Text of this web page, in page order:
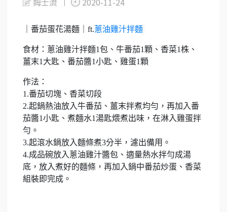
｜番茄蛋花湯麵｜ft.蔥油雞汁拌麵
食材：蔥油雞汁拌麵1包、牛番茄1顆、香菜1株、
薑末1大匙、番茄醬1小匙、雞蛋1顆
作法：
1.番茄切塊、香菜切段
2.起鍋熱油放入牛番茄、薑末拌煮均勻，再加入番
茄醬1小匙、煮麵水1湯匙煨煮出味，在淋入雞蛋拌
勻。
3.起滾水鍋放入麵條煮3分半，濾出備用。
4.成品碗放入蔥油雞汁醬包、適量熱水拌勻成湯
底，放入煮好的麵條，再加入鍋中番茄炒蛋、香菜
組裝即完成。